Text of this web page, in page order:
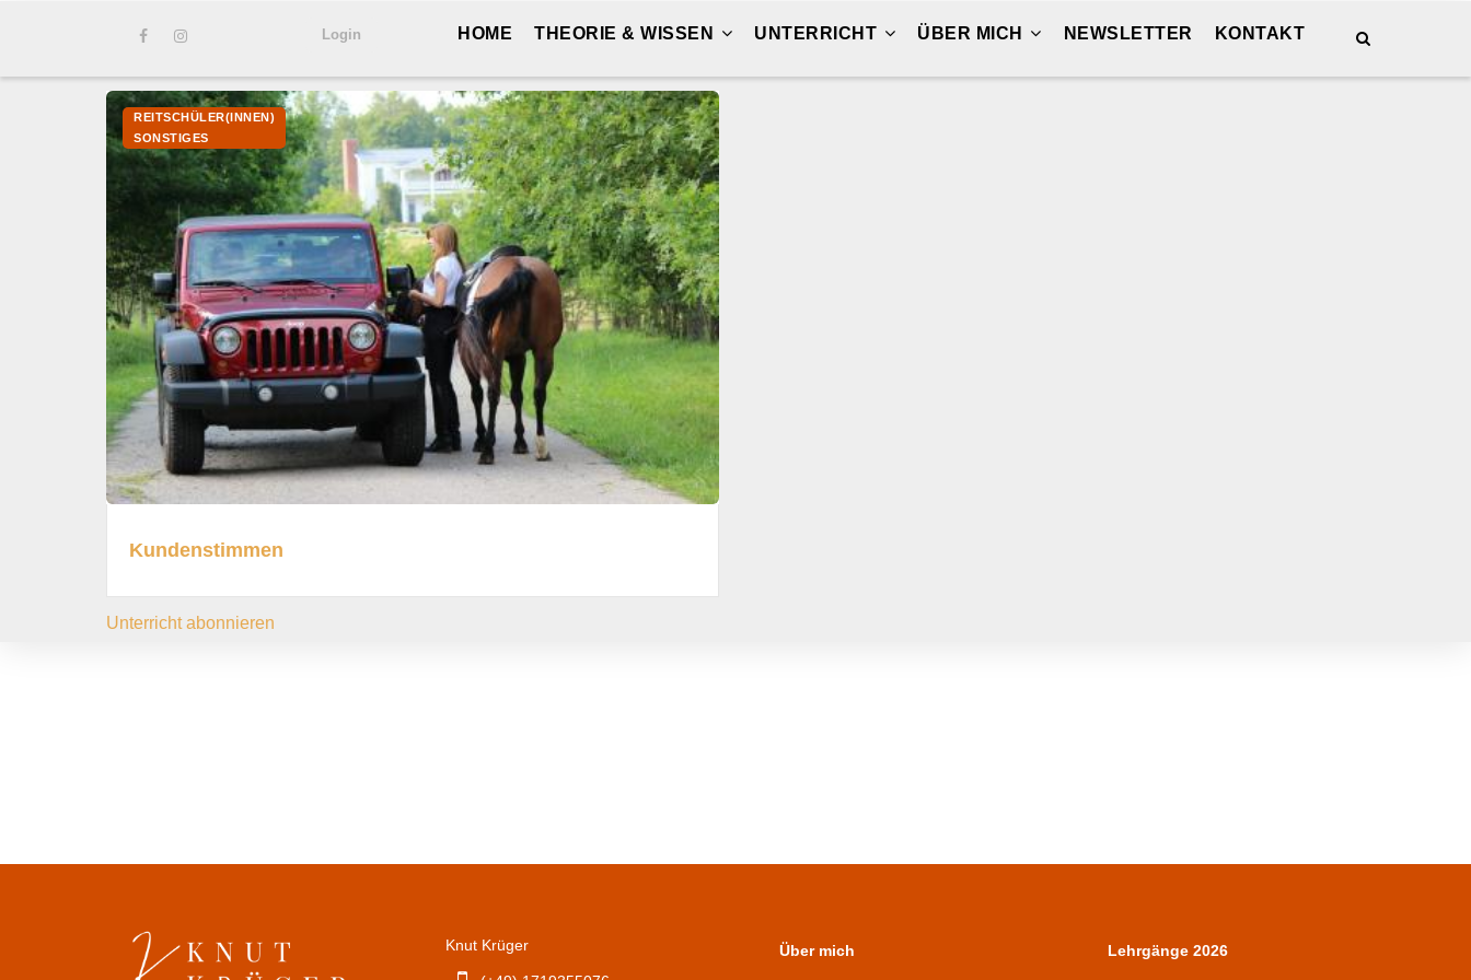
Inhalt
Login HOME THEORIE & WISSEN UNTERRICHT ÜBER MICH NEWSLETTER KONTAKT
REITSCHÜLER(INNEN)
SONSTIGES
Kundenstimmen
Unterricht abonnieren
Bild Knut Krüger Über mich Lehrgänge 2026